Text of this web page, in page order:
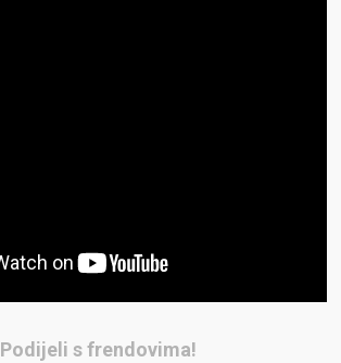
Podijeli s frendovima!